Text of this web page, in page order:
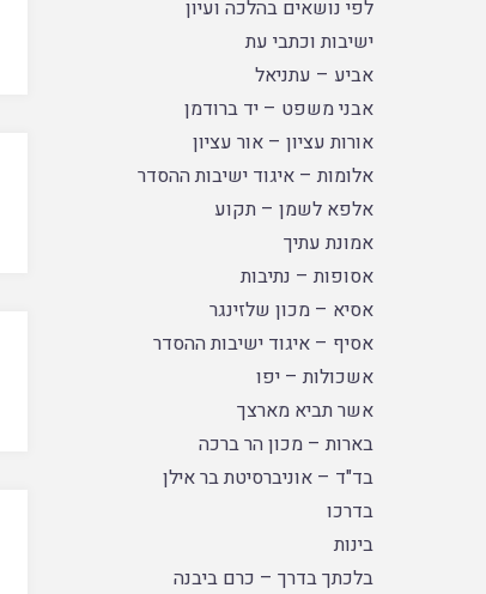
לפי נושאים בהלכה ועיון
ישיבות וכתבי עת
אביע – עתניאל
אבני משפט – יד ברודמן
אורות עציון – אור עציון
אלומות – איגוד ישיבות ההסדר
אלפא לשמן – תקוע
אמונת עתיך
אסופות – נתיבות
אסיא – מכון שלזינגר
אסיף – איגוד ישיבות ההסדר
אשכולות – יפו
אשר תביא מארצך
בארות – מכון הר ברכה
בד"ד – אוניברסיטת בר אילן
בדרכו
בינות
בלכתך בדרך – כרם ביבנה